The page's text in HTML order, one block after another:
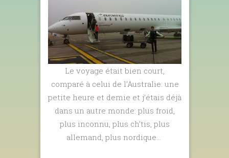
Le voyage était bien court,
comparé à celui de l’Australie: une
petite heure et demie et j’étais déjà
dans un autre monde: plus froid,
plus inconnu, plus ch’tis, plus
allemand, plus nordique…